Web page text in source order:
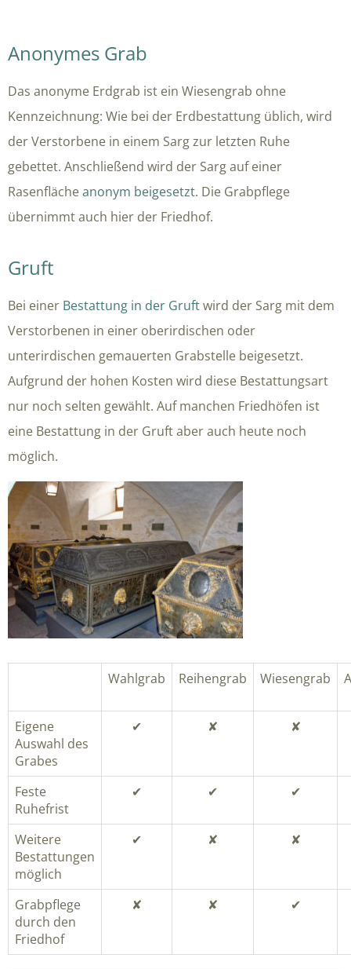
Anonymes Grab
Das anonyme Erdgrab ist ein Wiesengrab ohne
Kennzeichnung: Wie bei der Erdbestattung üblich, wird
der Verstorbene in einem Sarg zur letzten Ruhe
gebettet. Anschließend wird der Sarg auf einer
Rasenflächeanonym beigesetzt. Die Grabpflege
übernimmt auch hier der Friedhof.
Gruft
Bei einer Bestattung in der Gruftwird der Sarg mit dem
Verstorbenen in einer oberirdischen oder
unterirdischen gemauerten Grabstelle beigesetzt.
Aufgrund der hohen Kosten wird diese Bestattungsart
nur noch selten gewählt. Auf manchen Friedhöfen ist
eine Bestattung in der Gruft aber auch heute noch
möglich.
Wahlgrab Reihengrab Wiesengrab
Eigene
Auswahl des
Grabes
✔︎ ✘ ✘
Feste
Ruhefrist
✔︎ ✔︎ ✔︎
Weitere
Bestattungen
möglich
✔︎ ✘ ✘
Grabpflege
durch den
Friedhof
✘ ✘ ✔︎